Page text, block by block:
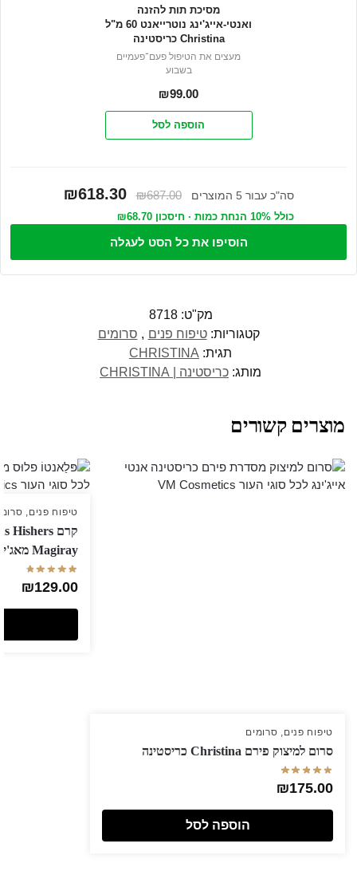
מסיכת תות להזנה
ואנטי-אייג'ינג נוטרייאנט 60 מ"ל
Christina כריסטינה
מעצים את הטיפול פעם־פעמיים
בשבוע
₪99.00
הוספה לסל
סה"כ עבור 5 המוצרים ₪687.00
₪618.30
כולל 10% הנחת כמות · חיסכון ₪68.70
הוסיפו את כל הסט לעגלה
מק"ט:8718
קטגוריות:טיפוח פנים , סרומים
תגית: CHRISTINA
מותג: כריסטינה | CHRISTINA
מוצרים קשורים
טיפוח פנים סרומים
סרום למיצוק פירם Christina כריסטינה
₪175.00
הוספה לסל
טיפוח פנים
Magiray מאג'יריי 50 מ"ל
₪129.00